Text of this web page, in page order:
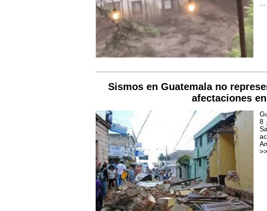
Sismos en Guatemala no
afectaciones
8
>>